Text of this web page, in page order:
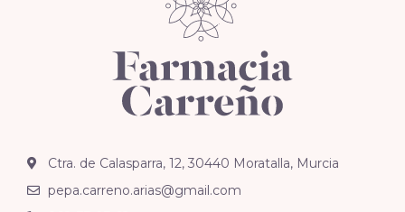
Ctra. de Calasparra, 12, 30440 Moratalla, Murcia
pepa.carreno.arias@gmail.com